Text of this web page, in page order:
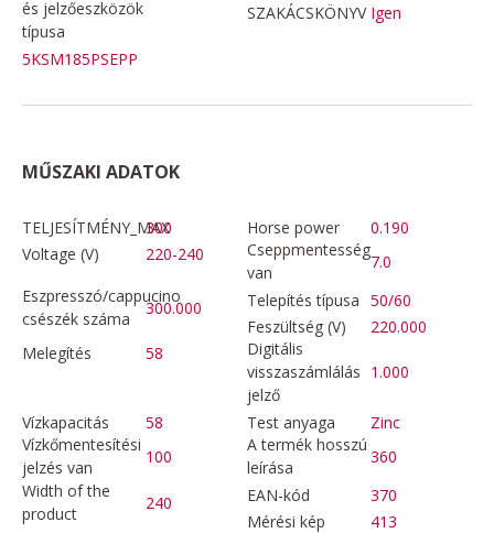
és jelzőeszközök
típusa
5KSM185PSEPP
SZAKÁCSKÖNYV Igen
MŰSZAKI ADATOK
TELJESÍTMÉNY_MAX
300 Horse power
0.190
Voltage (V)
220-240
Cseppmentesség
van
7.0
Eszpresszó/cappucino
csészék száma
300.000 Telepítés típusa 50/60
Feszültség (V)
220.000
Melegítés
58
Digitális
visszaszámlálás
jelző
1.000
Vízkapacitás 58 Test anyaga
Zinc
Vízkőmentesítési
jelzés van
100
A termék hosszú
leírása
360
Width of the
product
240 EAN-kód
370
Mérési kép
413